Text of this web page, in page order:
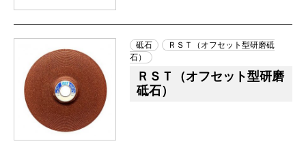
砥石
ＲＳＴ（オフセット型研磨砥
石）
ＲＳＴ（オフセット型研磨
砥石）